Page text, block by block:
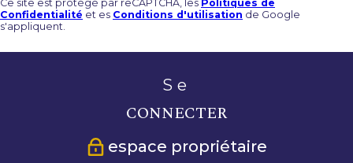
Ce site est protégé par reCAPTCHA, les Politiques de
Confidentialité et es Conditions d'utilisation de Google
s'appliquent.
se
CONNECTER
espace propriétaire